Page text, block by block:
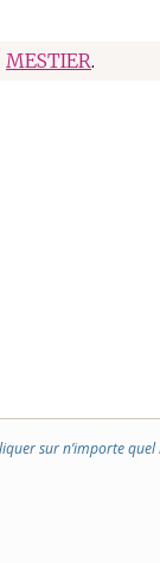
MESTIER.
sur n’importe